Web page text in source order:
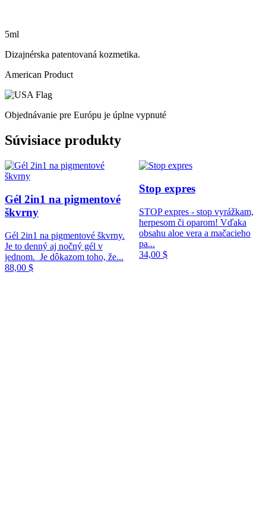
5ml
Dizajnérska patentovaná kozmetika.
American Product
Objednávanie pre Európu je úplne vypnuté
Súvisiace produkty
Gél 2in1 na pigmentové
škvrny
Gél 2in1 na pigmentové škvrny.
Je to denný aj nočný gél v
jednom. Je dôkazom toho, že...
88,00 $
Stop expres
STOP expres - stop vyrážkam,
herpesom či oparom! Vďaka
obsahu aloe vera a mačacieho
pa...
34,00 $